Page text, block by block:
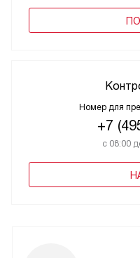
Номер для
+7
с 08:00